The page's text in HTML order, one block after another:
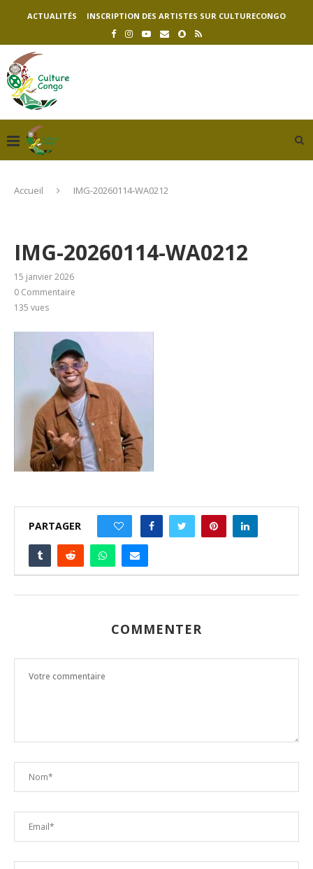
ACTUALITÉS INSCRIPTION DES ARTISTES SUR CULTURECONGO
Accueil IMG-20260114-WA0212
IMG-20260114-WA0212
15 janvier 2026
0 Commentaire
135 vues
PARTAGER
COMMENTER